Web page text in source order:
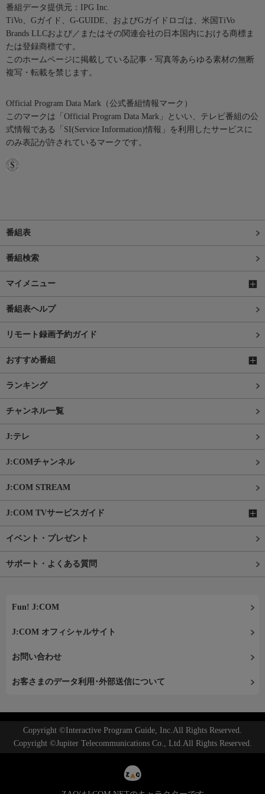
番組データ提供元：IPG Inc.
TiVo、Gガイド、G-GUIDE、およびGガイドロゴは、米国TiVo
Brands LLCおよび／またはその関連会社の日本国内における商標ま
たは登録商標です。
このホームページに掲載している記事・写真等あらゆる素材の無断
複写・転載を禁じます。
Official Program Data Mark（公式番組情報マーク）
このマークは「Official Program Data Mark」といい、テレビ番組の公
式情報である「SI(Service Information)情報」を利用したサービスに
のみ表記が許されているマークです。
番組表
番組検索
マイメニュー
番組表ヘルプ
リモート録画予約ガイド
おすすめ番組
ランキング
チャンネル一覧
J:テレ
J:COMチャンネル
J:COM STREAM
J:COM TVサービスガイド
イベント・プレゼント
サポート・よくある質問
Fun! J:COM
J:COM オフィシャルサイト
お問い合わせ
お客さまのデータ利用･外部送信について
Copyright ©Interactive Program Guide, Inc.All Rights Reserved.
Copyright ©Jupiter Telecommunications Co., Ltd.All Rights Reserved.